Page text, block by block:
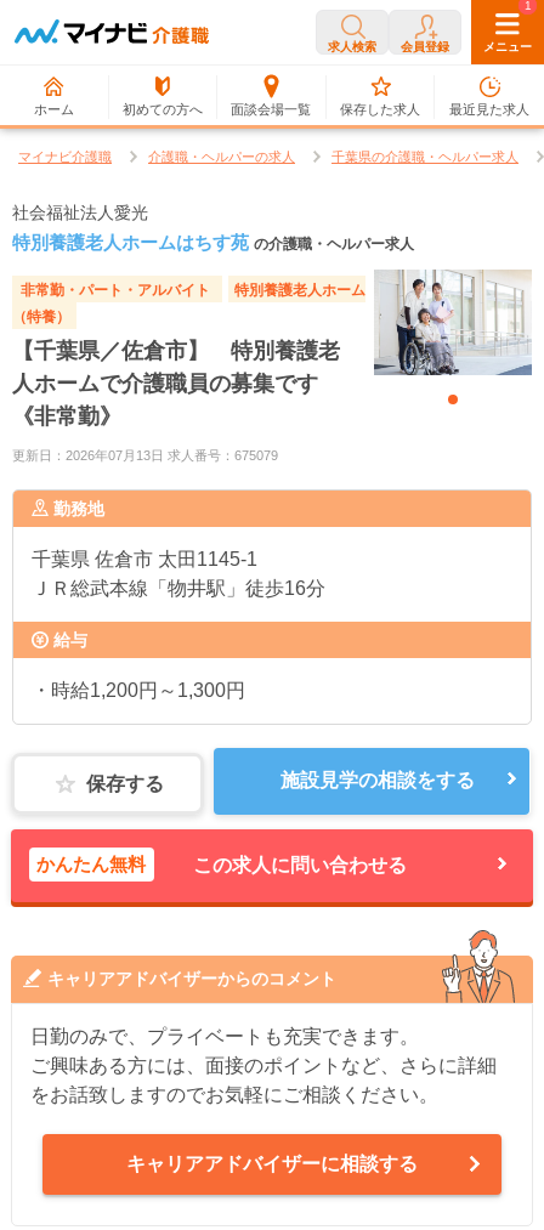
求人検索 会員登録 メニュー
ホーム 初めての方へ 面談会場一覧
0
保存した求人
1
最近見た求人
マイナビ介護職 介護職・ヘルパーの求人 千葉県の介護職・ヘルパー求人
社会福祉法人愛光
特別養護老人ホームはちす苑 の介護職・ヘルパー求人
非常勤・パート・アルバイト
特別養護老人ホーム
（特養）
【千葉県／佐倉市】 特別養護老
人ホームで介護職員の募集です
《非常勤》
更新日：2026年07月13日 求人番号：675079
勤務地
千葉県 佐倉市 太田1145-1
ＪＲ総武本線「物井駅」徒歩16分
給与
・時給1,200円～1,300円
保存する 施設見学の相談をする
かんたん無料 この求人に問い合わせる
キャリアアドバイザーからのコメント
日勤のみで、プライベートも充実できます。
ご興味ある方には、面接のポイントなど、さらに詳細
をお話致しますのでお気軽にご相談ください。
キャリアアドバイザーに相談する